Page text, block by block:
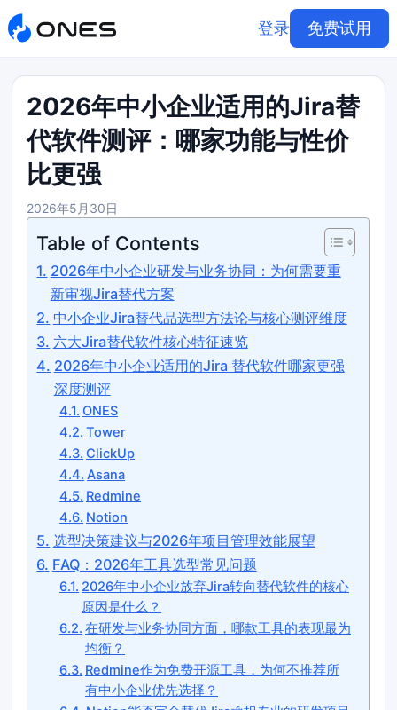
登录 免费试用
2026年中小企业适用的Jira替
代软件测评：哪家功能与性价
比更强
2026年5月30日
Table of Contents
2026年中小企业研发与业务协同：为何需要重
新审视Jira替代方案
中小企业Jira替代品选型方法论与核心测评维度
六大Jira替代软件核心特征速览
2026年中小企业适用的Jira 替代软件哪家更强
深度测评
ONES
Tower
ClickUp
Asana
Redmine
Notion
选型决策建议与2026年项目管理效能展望
FAQ：2026年工具选型常见问题
2026年中小企业放弃Jira转向替代软件的核心
原因是什么？
在研发与业务协同方面，哪款工具的表现最为
均衡？
Redmine作为免费开源工具，为何不推荐所
有中小企业优先选择？